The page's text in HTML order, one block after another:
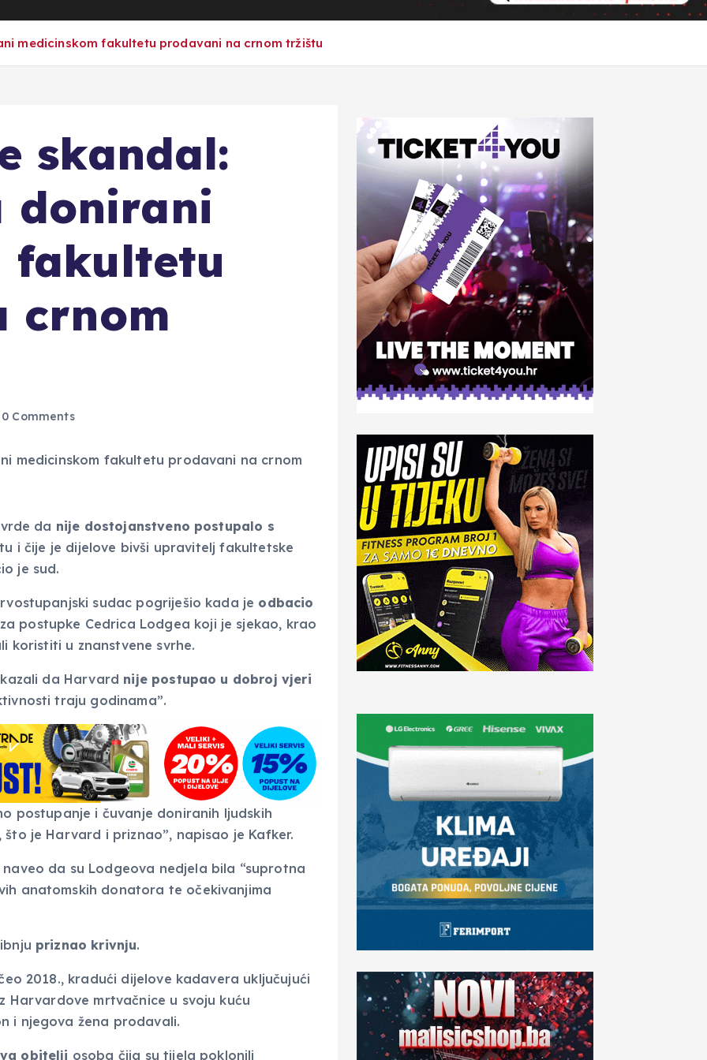
medicinskom fakultetu prodavani na crnom tržištu
skandal:
donirani
fakultetu
crnom
Comments
da nije dostojanstveno postupalo s
i čije je dijelove bivši upravitelj fakultetske
je sud.
sudac pogriješio kada je odbacio
postupke Cedrica Lodgea koji je sjekao, krao
koristiti u znanstvene svrhe.
da Harvard nije postupao u dobroj vjeri
traju godinama”.
postupanje i čuvanje doniranih ljudskih
je Harvard i priznao”, napisao je Kafker.
da su Lodgeova nedjela bila “suprotna
anatomskih donatora te očekivanjima
priznao krivnju.
2018., kradući dijelove kadavera uključujući
Harvardove mrtvačnice u svoju kuću
i njegova žena prodavali.
obitelji osoba čija su tijela poklonili